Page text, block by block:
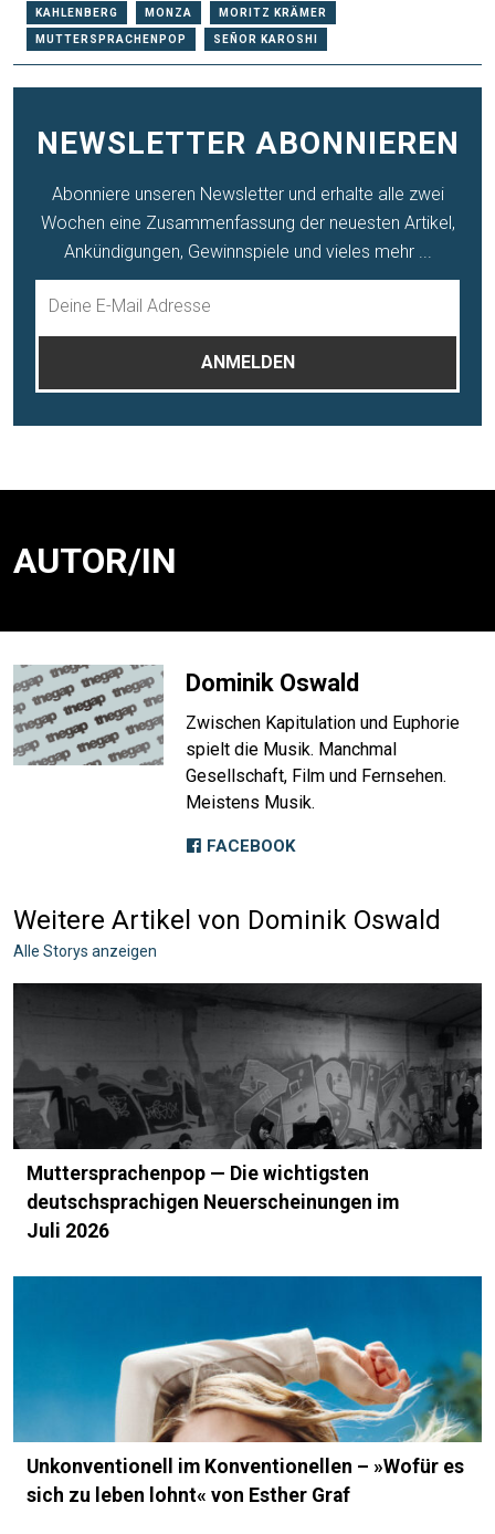
KAHLENBERG MONZA MORITZ KRÄMER
MUTTERSPRACHENPOP SEÑOR KAROSHI
NEWSLETTER ABONNIEREN
Abonniere unseren Newsletter und erhalte alle zwei
Wochen eine Zusammenfassung der neuesten Artikel,
Ankündigungen, Gewinnspiele und vieles mehr ...
AUTOR/IN
Dominik Oswald
Zwischen Kapitulation und Euphorie
spielt die Musik. Manchmal
Gesellschaft, Film und Fernsehen.
Meistens Musik.
FACEBOOK
Weitere Artikel von Dominik Oswald
Alle Storys anzeigen
Muttersprachenpop — Die wichtigsten
deutschsprachigen Neuerscheinungen im
Juli 2026
Unkonventionell im Konventionellen – »Wofür es
sich zu leben lohnt« von Esther Graf